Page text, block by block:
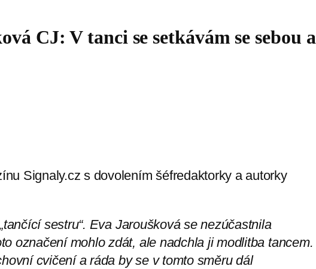
CJ: V tanci se setkávám se sebou a
Signaly.cz s dovolením šéfredaktorky a autorky
sestru“. Eva Jaroušková se nezúčastnila
označení mohlo zdát, ale nadchla ji modlitba tancem.
cvičení a ráda by se v tomto směru dál